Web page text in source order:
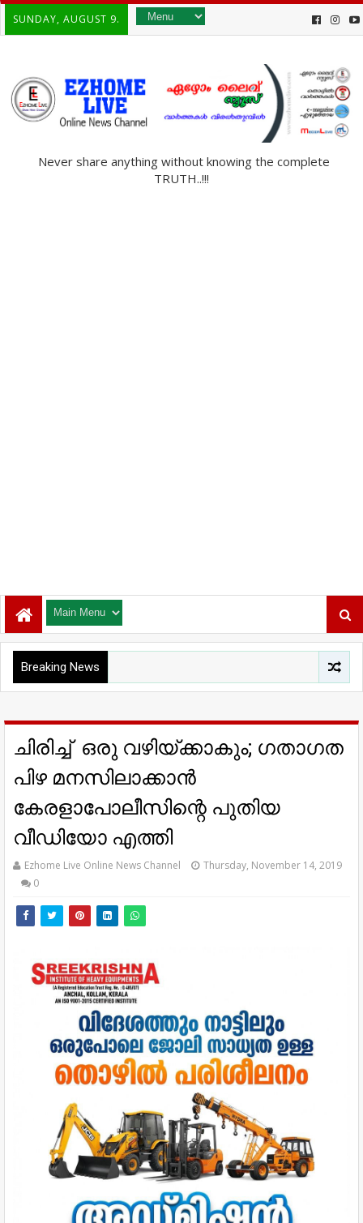
SUNDAY, AUGUST 9.
Never share anything without knowing the complete
TRUTH..!!!
Breaking News
ചിരിച്ച് ഒരു വഴിയ്ക്കാകും; ഗതാഗത
പിഴ മനസിലാക്കാൻ
കേരളാപോലീസിന്റെ പുതിയ
വീഡിയോ എത്തി
Ezhome Live Online News Channel
Thursday, November 14, 2019
0